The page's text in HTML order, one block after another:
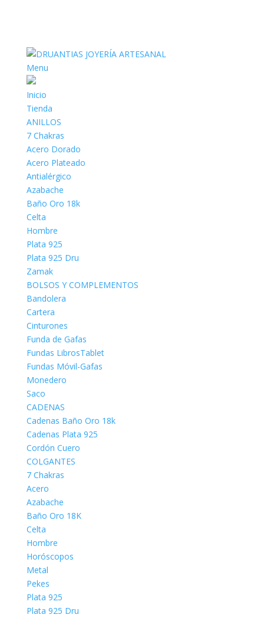
Menu
Inicio
Tienda
ANILLOS
7 Chakras
Acero Dorado
Acero Plateado
Antialérgico
Azabache
Baño Oro 18k
Celta
Hombre
Plata 925
Plata 925 Dru
Zamak
BOLSOS Y COMPLEMENTOS
Bandolera
Cartera
Cinturones
Funda de Gafas
Fundas LibrosTablet
Fundas Móvil-Gafas
Monedero
Saco
CADENAS
Cadenas Baño Oro 18k
Cadenas Plata 925
Cordón Cuero
COLGANTES
7 Chakras
Acero
Azabache
Baño Oro 18K
Celta
Hombre
Horóscopos
Metal
Pekes
Plata 925
Plata 925 Dru